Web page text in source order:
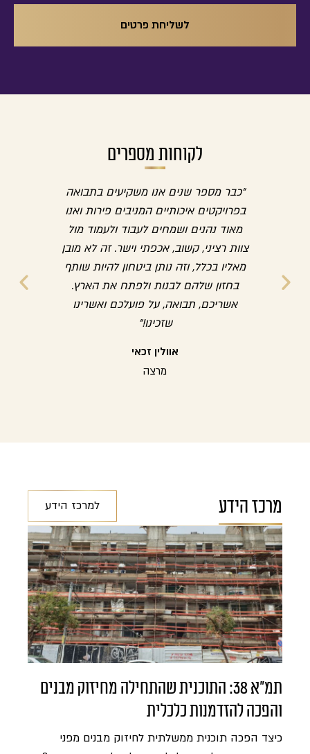
לשליחת פרטים
לקוחות מספרים
"כבר מספר שנים אנו משקיעים בתבואה
בפרויקטים איכותיים המניבים פירות ואנו
מאוד נהנים ושמחים לעבוד ולעמוד מול
צוות רציני, קשוב, אכפתי וישר. זה לא מובן
מאליו בכלל, וזה נותן ביטחון להיות שותף
בחזון שלהם לבנות ולפתח את הארץ.
אשריכם, תבואה, על פועלכם ואשרינו
שזכינו!"
אוולין זכאי
מרצה
מרכז הידע למרכז הידע
תמ"א 38: התוכנית שהתחילה מחיזוק מבנים
והפכה להזדמנות כלכלית
כיצד הפכה תוכנית ממשלתית לחיזוק מבנים מפני